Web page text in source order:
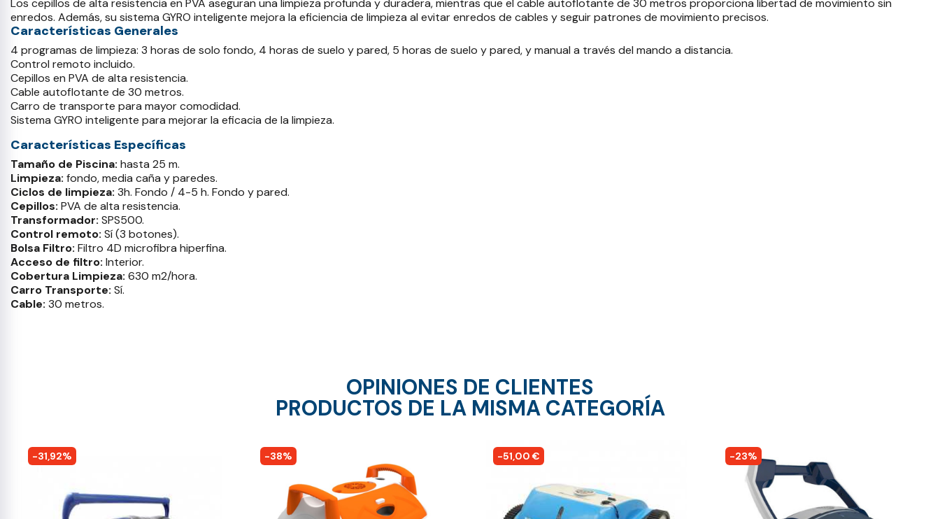
Los cepillos de alta resistencia en PVA aseguran una limpieza profunda y duradera, mientras que el cable autoflotante de 30 metros proporciona libertad de movimiento sin
enredos. Además, su sistema GYRO inteligente mejora la eficiencia de limpieza al evitar enredos de cables y seguir patrones de movimiento precisos.
Características Generales
4 programas de limpieza: 3 horas de solo fondo, 4 horas de suelo y pared, 5 horas de suelo y pared, y manual a través del mando a distancia.
Control remoto incluido.
Cepillos en PVA de alta resistencia.
Cable autoflotante de 30 metros.
Carro de transporte para mayor comodidad.
Sistema GYRO inteligente para mejorar la eficacia de la limpieza.
Características Específicas
Tamaño de Piscina: hasta 25 m.
Limpieza: fondo, media caña y paredes.
Ciclos de limpieza: 3h. Fondo / 4-5 h. Fondo y pared.
Cepillos: PVA de alta resistencia.
Transformador: SPS500.
Control remoto: Sí (3 botones).
Bolsa Filtro: Filtro 4D microfibra hiperfina.
Acceso de filtro: Interior.
Cobertura Limpieza: 630 m2/hora.
Carro Transporte: Sí.
Cable: 30 metros.
OPINIONES DE CLIENTES
PRODUCTOS DE LA MISMA CATEGORÍA
-31,92% -38% -51,00 € -23%